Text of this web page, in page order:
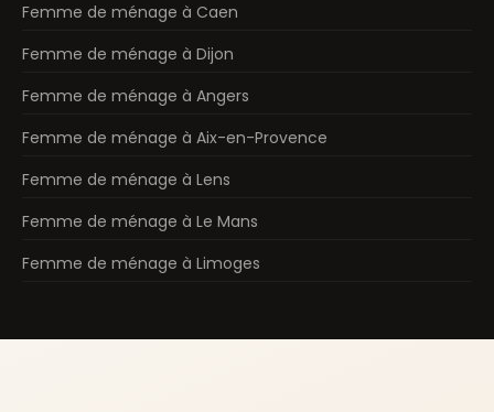
Femme de ménage à Caen
Femme de ménage à Dijon
Femme de ménage à Angers
Femme de ménage à Aix-en-Provence
Femme de ménage à Lens
Femme de ménage à Le Mans
Femme de ménage à Limoges